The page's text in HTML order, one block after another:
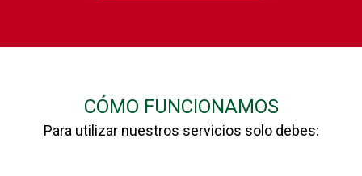
CÓMO FUNCIONAMOS
Para utilizar nuestros servicios solo debes: